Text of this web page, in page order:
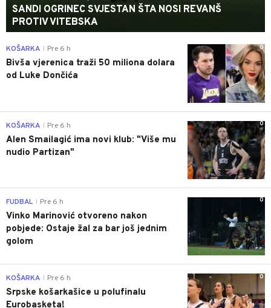
SANDI OGRINEC SVJESTAN ŠTA NOSI REVANŠ
PROTIV VITEBSKA
0
KOŠARKA Pre 6 h
Bivša vjerenica traži 50 miliona dolara
od Luke Dončića
0
KOŠARKA Pre 6 h
Alen Smailagić ima novi klub: "Više mu
nudio Partizan"
0
FUDBAL Pre 6 h
Vinko Marinović otvoreno nakon
pobjede: Ostaje žal za bar još jednim
golom
0
KOŠARKA Pre 6 h
Srpske košarkašice u polufinalu
Eurobasketa!